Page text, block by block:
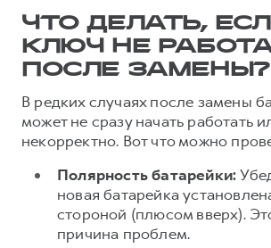
ЧТО ДЕЛАТЬ,
КЛЮЧ НЕ
ПОСЛЕ ЗАМЕНЫ?
В редких случаях после замены
может не сразу начать работать
некорректно. Вот что можно
Полярность батарейки:
новая батарейка
стороной (плюсом вверх).
причина проблем.